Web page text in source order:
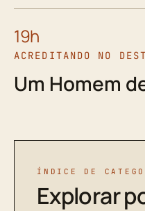
19h
ACREDITANDO NO
Um Homem
ÍNDICE DE
Explorar